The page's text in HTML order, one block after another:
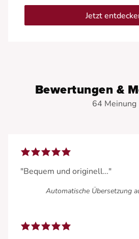
Jetzt
Bewertungen &
64 Meinung
"Bequem und originell…"
Automatische Übersetzung